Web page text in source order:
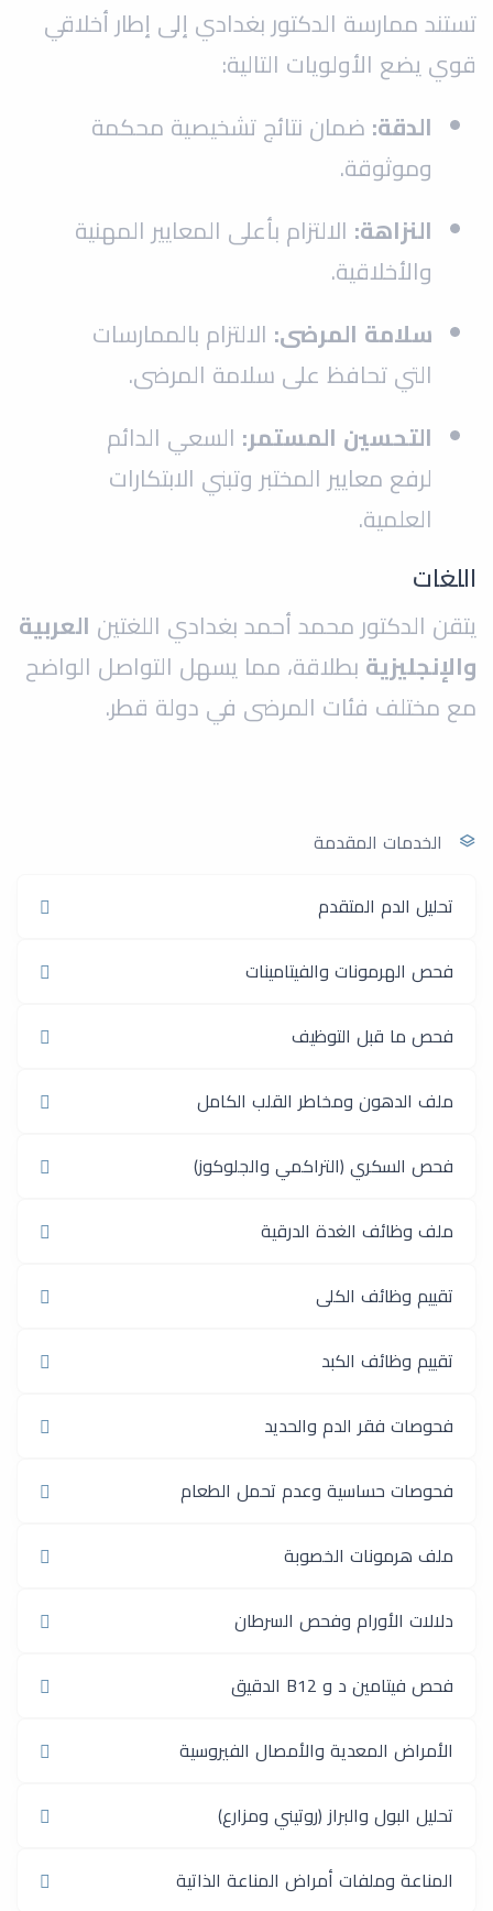
تستند ممارسة الدكتور بغدادي إلى إطار أخلاقي
قوي يضع الأولويات التالية:
الدقة: ضمان نتائج تشخيصية محكمة
وموثوقة.
النزاهة: الالتزام بأعلى المعايير المهنية
والأخلاقية.
سلامة المرضى: الالتزام بالممارسات
التي تحافظ على سلامة المرضى.
التحسين المستمر: السعي الدائم
لرفع معايير المختبر وتبني الابتكارات
العلمية.
اللغات
يتقن الدكتور محمد أحمد بغدادي اللغتين العربية
والإنجليزية بطلاقة، مما يسهل التواصل الواضح
مع مختلف فئات المرضى في دولة قطر.
الخدمات المقدمة
تحليل الدم المتقدم
فحص الهرمونات والفيتامينات
فحص ما قبل التوظيف
ملف الدهون ومخاطر القلب الكامل
فحص السكري (التراكمي والجلوكوز)
ملف وظائف الغدة الدرقية
تقييم وظائف الكلى
تقييم وظائف الكبد
فحوصات فقر الدم والحديد
فحوصات حساسية وعدم تحمل الطعام
ملف هرمونات الخصوبة
دلالات الأورام وفحص السرطان
فحص فيتامين د و B12 الدقيق
الأمراض المعدية والأمصال الفيروسية
تحليل البول والبراز (روتيني ومزارع)
المناعة وملفات أمراض المناعة الذاتية